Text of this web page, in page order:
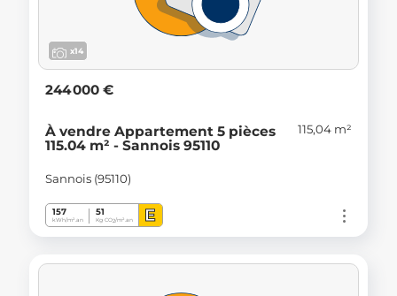
x14
244 000 €
À vendre Appartement 5 pièces
115.04 m² - Sannois 95110
115,04 m²
Sannois (95110)
157
kWh/m².an
51
Kg CO2/m².an E